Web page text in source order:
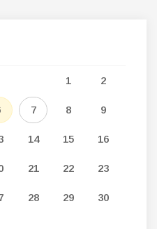
1 2
7 8 9
14 15 16
21 22 23
28 29 30